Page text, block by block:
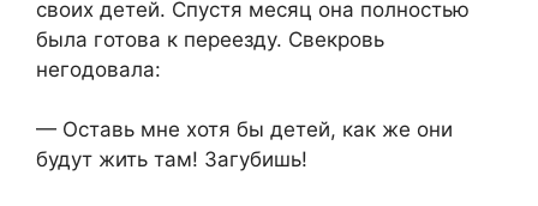
своих детей. Спустя месяц она полностью
была готова к переезду. Свекровь
негодовала:
— Оставь мне хотя бы детей, как же они
будут жить там! Загубишь!